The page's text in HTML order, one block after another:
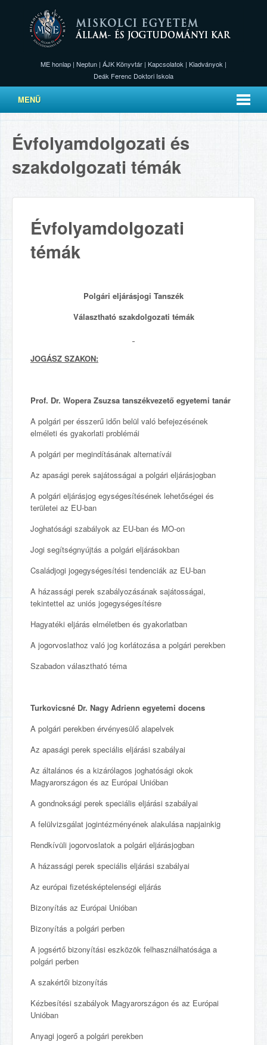
ME honlap | Neptun | ÁJK Könyvtár | Kapcsolatok | Kiadványok |
Deák Ferenc Doktori Iskola
MENÜ
Évfolyamdolgozati és
szakdolgozati témák
Évfolyamdolgozati
témák
Polgári eljárásjogi Tanszék
Választható szakdolgozati témák
JOGÁSZ SZAKON:
Prof. Dr. Wopera Zsuzsa tanszékvezető egyetemi tanár
A polgári per ésszerű időn belül való befejezésének
elméleti és gyakorlati problémái
A polgári per megindításának alternatívái
Az apasági perek sajátosságai a polgári eljárásjogban
A polgári eljárásjog egységesítésének lehetőségei és
területei az EU-ban
Joghatósági szabályok az EU-ban és MO-on
Jogi segítségnyújtás a polgári eljárásokban
Családjogi jogegységesítési tendenciák az EU-ban
A házassági perek szabályozásának sajátosságai,
tekintettel az uniós jogegységesítésre
Hagyatéki eljárás elméletben és gyakorlatban
A jogorvoslathoz való jog korlátozása a polgári perekben
Szabadon választható téma
Turkovicsné Dr. Nagy Adrienn egyetemi docens
A polgári perekben érvényesülő alapelvek
Az apasági perek speciális eljárási szabályai
Az általános és a kizárólagos joghatósági okok
Magyarországon és az Európai Unióban
A gondnoksági perek speciális eljárási szabályai
A felülvizsgálat jogintézményének alakulása napjainkig
Rendkívüli jogorvoslatok a polgári eljárásjogban
A házassági perek speciális eljárási szabályai
Az európai fizetésképtelenségi eljárás
Bizonyítás az Európai Unióban
Bizonyítás a polgári perben
A jogsértő bizonyítási eszközök felhasználhatósága a
polgári perben
A szakértői bizonyítás
Kézbesítési szabályok Magyarországon és az Európai
Unióban
Anyagi jogerő a polgári perekben